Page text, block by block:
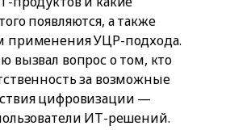
появляются, а также
применения УЦР-подхода.
вызвал вопрос о том, кто
за возможные
цифровизации —
ИТ-решений.